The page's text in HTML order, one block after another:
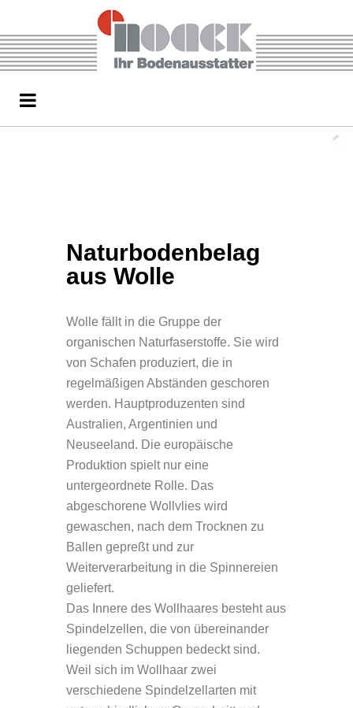
Naturbodenbelag
aus Wolle
Wolle fällt in die Gruppe der
organischen Naturfaserstoffe. Sie wird
von Schafen produziert, die in
regelmäßigen Abständen geschoren
werden. Hauptproduzenten sind
Australien, Argentinien und
Neuseeland. Die europäische
Produktion spielt nur eine
untergeordnete Rolle. Das
abgeschorene Wollvlies wird
gewaschen, nach dem Trocknen zu
Ballen gepreßt und zur
Weiterverarbeitung in die Spinnereien
geliefert.
Das Innere des Wollhaares besteht aus
Spindelzellen, die von übereinander
liegenden Schuppen bedeckt sind.
Weil sich im Wollhaar zwei
verschiedene Spindelzellarten mit